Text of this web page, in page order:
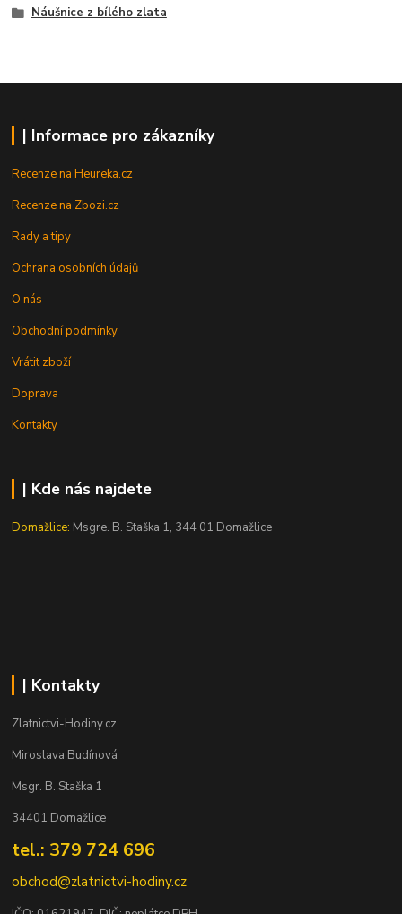
Náušnice z bílého zlata
| Informace pro zákazníky
Recenze na Heureka.cz
Recenze na Zbozi.cz
Rady a tipy
Ochrana osobních údajů
O nás
Obchodní podmínky
Vrátit zboží
Doprava
Kontakty
| Kde nás najdete
Domažlice: Msgre. B. Staška 1, 344 01 Domažlice
| Kontakty
Zlatnictvi-Hodiny.cz
Miroslava Budínová
Msgr. B. Staška 1
34401 Domažlice
tel.: 379 724 696
obchod@zlatnictvi-hodiny.cz